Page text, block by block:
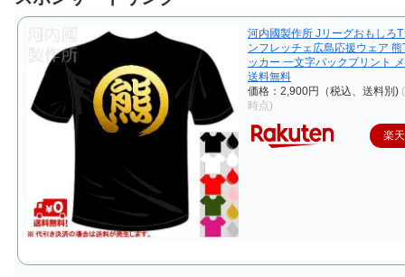
河内國製作所 Jリーグおもしろ
ンフレッチェ広島応援ウェア
ッカー 一文字バックプリント
送料無料
価格：2,900円（税込、送料別)
時点)
楽